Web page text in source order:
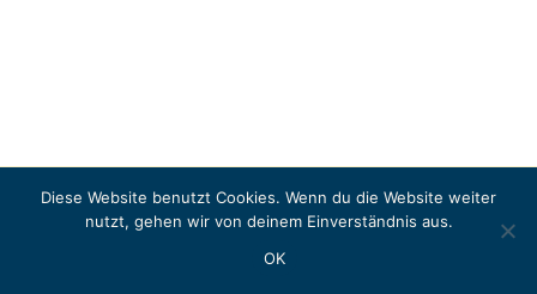
Copyright © 2026 LITERASEA
Diese Website benutzt Cookies. Wenn du die Website weiter
nutzt, gehen wir von deinem Einverständnis aus.
OK